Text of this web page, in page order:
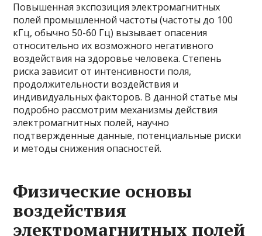
Повышенная экспозиция электромагнитных
полей промышленной частоты (частоты до 100
кГц, обычно 50-60 Гц) вызывает опасения
относительно их возможного негативного
воздействия на здоровье человека. Степень
риска зависит от интенсивности поля,
продолжительности воздействия и
индивидуальных факторов. В данной статье мы
подробно рассмотрим механизмы действия
электромагнитных полей, научно
подтвержденные данные, потенциальные риски
и методы снижения опасностей.
Физические основы
воздействия
электромагнитных полей